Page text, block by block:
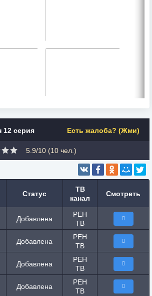
серия Есть жалоба? (Жми)
5.9/10 (10 чел.)
Статус
ТВ
канал
Смотреть
Добавлена
РЕН
ТВ
Добавлена
РЕН
ТВ
Добавлена
РЕН
ТВ
Добавлена
РЕН
ТВ